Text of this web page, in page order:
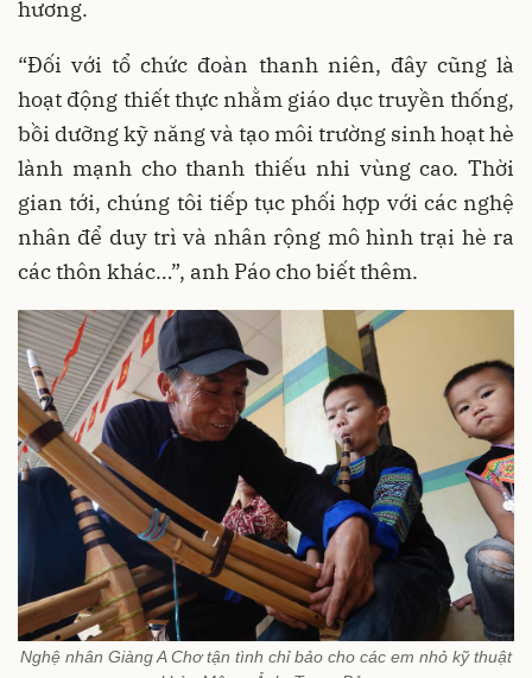
hương.
“Đối với tổ chức đoàn thanh niên, đây cũng là
hoạt động thiết thực nhằm giáo dục truyền thống,
bồi dưỡng kỹ năng và tạo môi trường sinh hoạt hè
lành mạnh cho thanh thiếu nhi vùng cao. Thời
gian tới, chúng tôi tiếp tục phối hợp với các nghệ
nhân để duy trì và nhân rộng mô hình trại hè ra
các thôn khác…”, anh Páo cho biết thêm.
Nghệ nhân Giàng A Chơ tận tình chỉ bảo cho các em nhỏ kỹ thuật